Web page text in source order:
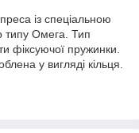
із спеціальною
типу Омега. Тип
фіксуючої пружинки.
у вигляді кільця.